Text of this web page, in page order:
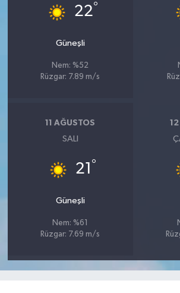
22°
Güneşli
Nem: %52
Rüzgar: 7.89 m/s
11 AĞUSTOS
SALI
21 °
Güneşli
Nem: %61
Rüzgar: 7.69 m/s